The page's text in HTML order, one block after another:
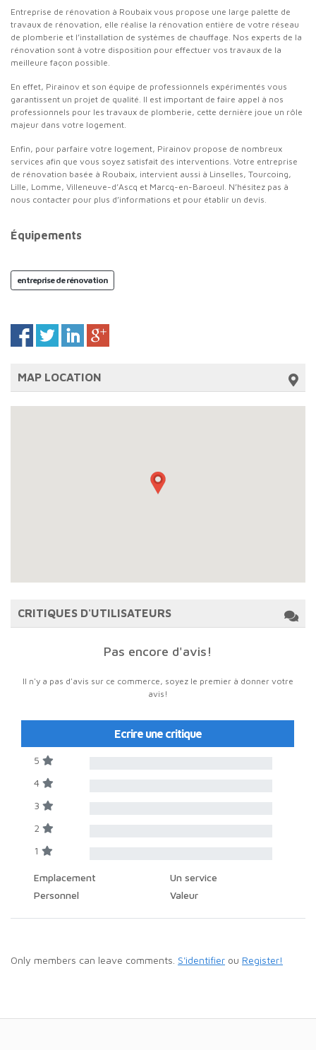
Entreprise de rénovation à Roubaix vous propose une large palette de
travaux de rénovation, elle réalise la rénovation entière de votre réseau
de plomberie et l’installation de systèmes de chauffage. Nos experts de la
rénovation sont à votre disposition pour effectuer vos travaux de la
meilleure façon possible.
En effet, Pirainov et son équipe de professionnels expérimentés vous
garantissent un projet de qualité. Il est important de faire appel à nos
professionnels pour les travaux de plomberie, cette dernière joue un rôle
majeur dans votre logement.
Enfin, pour parfaire votre logement, Pirainov propose de nombreux
services afin que vous soyez satisfait des interventions. Votre entreprise
de rénovation basée à Roubaix, intervient aussi à Linselles, Tourcoing,
Lille, Lomme, Villeneuve-d’Ascq et Marcq-en-Baroeul. N’hésitez pas à
nous contacter pour plus d’informations et pour établir un devis.
Équipements
entreprise de rénovation
MAP LOCATION
CRITIQUES D'UTILISATEURS
Pas encore d'avis!
Il n'y a pas d'avis sur ce commerce, soyez le premier à donner votre
avis!
Ecrire une critique
5
4
3
2
1
Emplacement
Un service
Personnel
Valeur
Only members can leave comments. S'identifier ou Register!